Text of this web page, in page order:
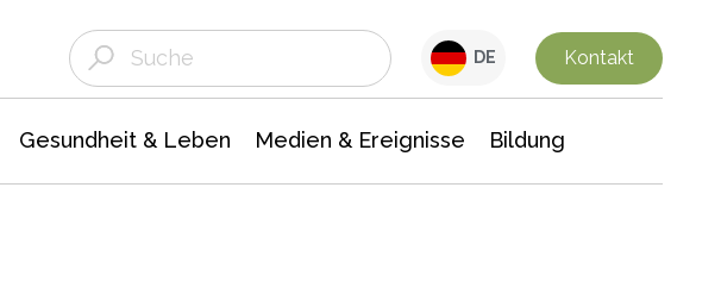
DE Kontakt
Gesundheit & Leben Medien & Ereignisse Bildung